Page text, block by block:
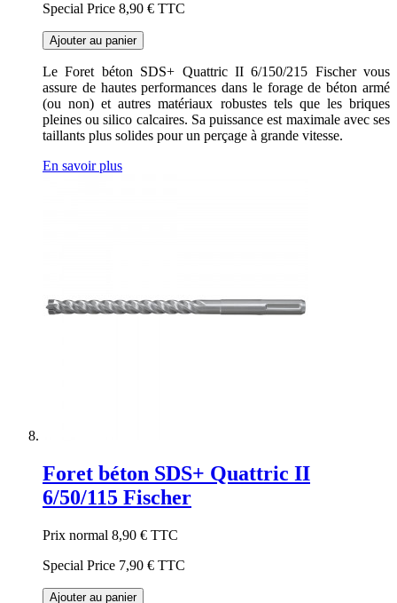
Special Price 8,90 € TTC
Ajouter au panier
Le Foret béton SDS+ Quattric II 6/150/215 Fischer vous
assure de hautes performances dans le forage de béton armé
(ou non) et autres matériaux robustes tels que les briques
pleines ou silico calcaires. Sa puissance est maximale avec ses
taillants plus solides pour un perçage à grande vitesse.
En savoir plus
Foret béton SDS+ Quattric II
6/50/115 Fischer
Prix normal 8,90 € TTC
Special Price 7,90 € TTC
Ajouter au panier